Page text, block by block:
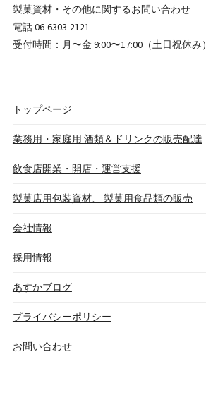
製菓資材・その他に関するお問い合わせ
電話 06-6303-2121
受付時間：月〜金 9:00〜17:00（土日祝休み）
トップページ
業務用・家庭用 酒類＆ドリンクの販売配達
飲食店開業・開店・運営支援
製菓店用包装資材、 製菓用食品類の販売
会社情報
採用情報
あすかブログ
プライバシーポリシー
お問い合わせ